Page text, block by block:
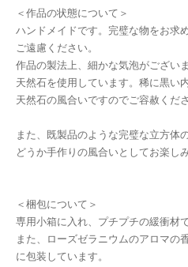
＜作品の状態について＞
ハンドメイドです。完璧な物をお求
ご遠慮ください。
作品の製法上、細かな気泡がございま
天然石を使用しています。稀に黒い
天然石の風合いですのでご容赦くださ
また、既製品のような完璧な立方体
どうか手作りの風合いとしてお楽し
＜梱包について＞
専用小箱に入れ、プチプチの緩衝材
また、ローズゼラニウムのアロマの
に包装しています。